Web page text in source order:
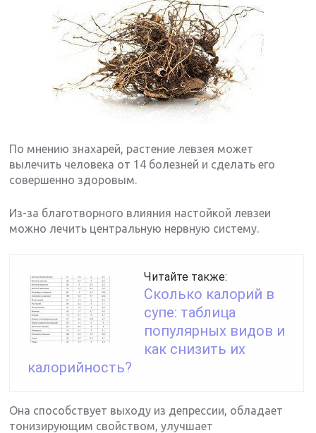
По мнению знахарей, растение левзея может
вылечить человека от 14 болезней и сделать его
совершенно здоровым.
Из-за благотворного влияния настойкой левзеи
можно лечить центральную нервную систему.
Читайте также:
Сколько калорий в
супе: таблица
популярных видов и
как снизить их
калорийность?
Она способствует выходу из депрессии, обладает
тонизирующим свойством, улучшает